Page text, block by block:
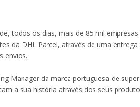
todos os dias, mais de 85 mil
da DHL Parcel, através de uma
envios.
Manager da marca portuguesa de
a sua história através dos seus